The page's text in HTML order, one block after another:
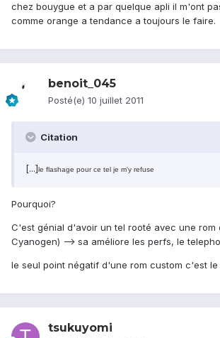
chez bouygue et a par quelque apli il m'ont
comme orange a tendance a toujours le faire.
benoit_045
Posté(e) 10 juillet 2011
Citation
[...] le flashage pour ce tel je m'y refuse
Pourquoi?
C'est génial d'avoir un tel rooté avec une rom
Cyanogen) --> sa améliore les perfs, le
le seul point négatif d'une rom custom c'est le
tsukuyomi